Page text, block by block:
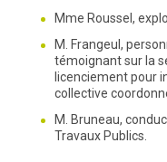
Mme Roussel,
M. Frangeul,
témoignant sur la
licenciement pour
collective
M. Bruneau,
Travaux Publics.